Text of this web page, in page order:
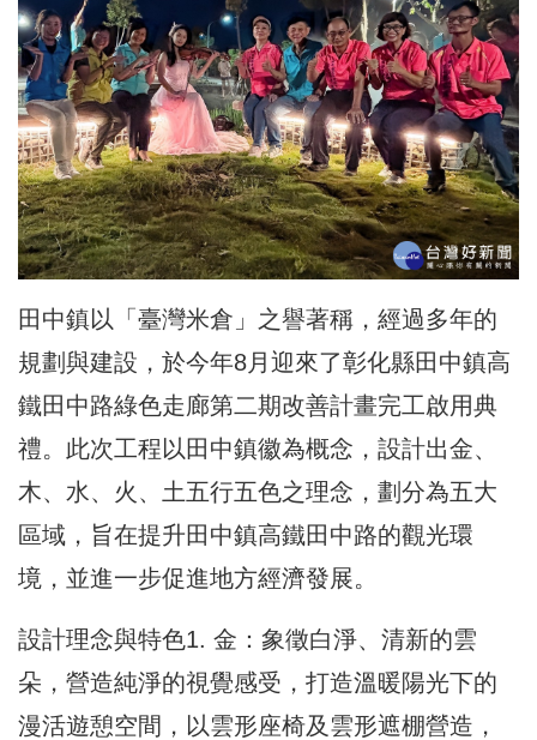
田中鎮以「臺灣米倉」之譽著稱，經過多年的
規劃與建設，於今年8月迎來了彰化縣田中鎮高
鐵田中路綠色走廊第二期改善計畫完工啟用典
禮。此次工程以田中鎮徽為概念，設計出金、
木、水、火、土五行五色之理念，劃分為五大
區域，旨在提升田中鎮高鐵田中路的觀光環
境，並進一步促進地方經濟發展。
設計理念與特色1. 金：象徵白淨、清新的雲
朵，營造純淨的視覺感受，打造溫暖陽光下的
漫活遊憩空間，以雲形座椅及雲形遮棚營造，